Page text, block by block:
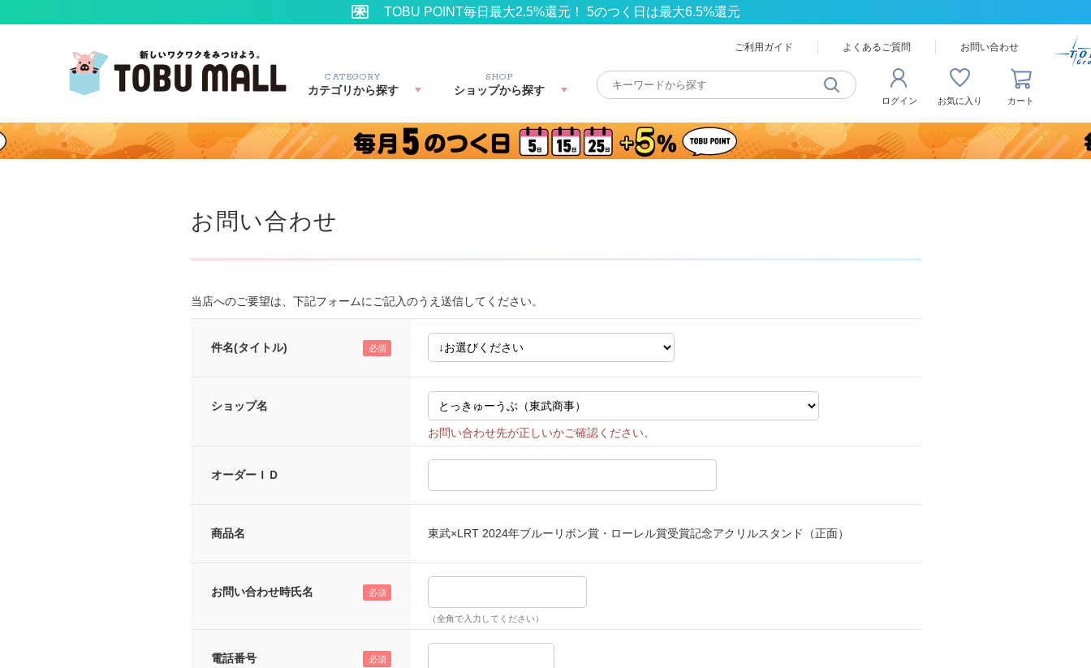
TOBU POINT毎日最大2.5%還元！ 5のつく日は最大6.5%還元
ご利用ガイド よくあるご質問 お問い合わせ
CATEGORY
カテゴリから探す
SHOP
ショップから探す
ログイン お気に入り カート
お問い合わせ
当店へのご要望は、下記フォームにご記入のうえ送信してください。
件名(タイトル)
ショップ名
オーダーＩＤ
商品名 東武×LRT 2024年ブルーリボン賞・ローレル賞受賞記念アクリルスタンド（正面）
お問い合わせ時氏名
（全角で入力してください）
電話番号